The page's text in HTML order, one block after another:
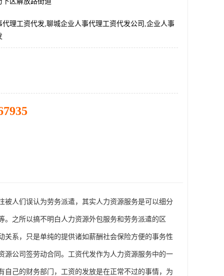
代理工资代发,聊城企业人事代理工资代发公司,企业人事
人们误认为劳务派遣，其实人力资源服务是可以细分
之所以搞不明白人力资源外包服务和劳务派遣的区
系，只是单纯的提供诸如薪酬社会保险方便的事务性
公司签劳动合同。工资代发作为人力资源服务中的一
己的财务部门，工资的发放是在正常不过的事情，为